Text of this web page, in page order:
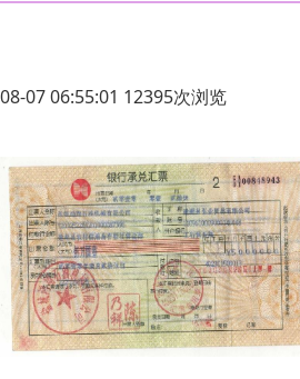
07 06:55:01 12395次浏览